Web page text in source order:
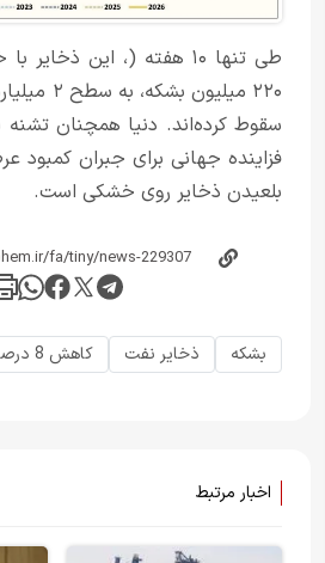
طی تنها ۱۰ هفته (، این
سقوط کرده‌اند. دنیا همچنان
فزاینده جهانی برای جبران کمبود
بلعیدن ذخایر روی خشکی است.
بشکه ذخایر نفت کاهش 8 درصدی
اخبار مرتبط